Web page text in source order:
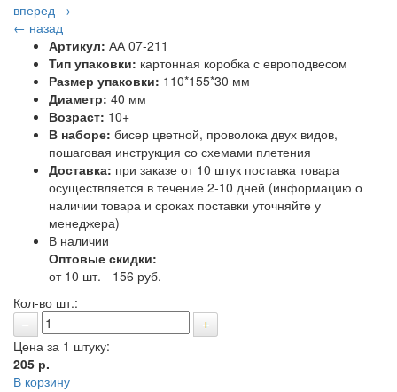
вперед →
← назад
Артикул: АА 07-211
Тип упаковки: картонная коробка с европодвесом
Размер упаковки: 110*155*30 мм
Диаметр: 40 мм
Возраст: 10+
В наборе: бисер цветной, проволока двух видов,
пошаговая инструкция со схемами плетения
Доставка: при заказе от 10 штук поставка товара
осуществляется в течение 2-10 дней (информацию о
наличии товара и сроках поставки уточняйте у
менеджера)
В наличии
Оптовые скидки:
от 10 шт. - 156 руб.
Кол-во шт.:
Цена за 1 штуку:
205 р.
В корзину